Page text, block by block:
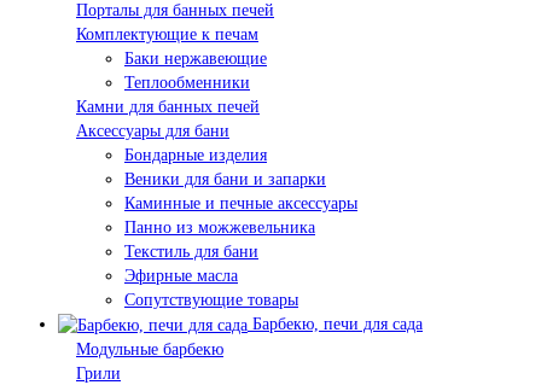
Порталы для банных печей
Комплектующие к печам
Баки нержавеющие
Теплообменники
Камни для банных печей
Аксессуары для бани
Бондарные изделия
Веники для бани и запарки
Каминные и печные аксессуары
Панно из можжевельника
Текстиль для бани
Эфирные масла
Сопутствующие товары
Барбекю, печи для сада
Модульные барбекю
Грили